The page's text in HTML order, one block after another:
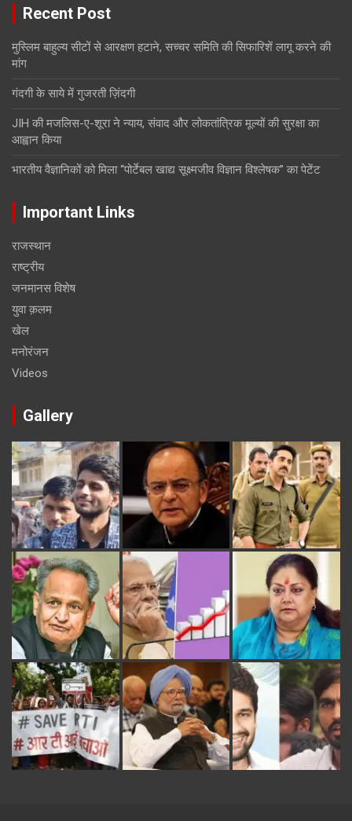
Recent Post
मुस्लिम बाहुल्य सीटों से आरक्षण हटाने, सच्चर समिति की सिफारिशें लागू करने की
मांग
गंदगी के साये में गुजरती ज़िंदगी
JIH की मजलिस-ए-शूरा ने न्याय, संवाद और लोकतांत्रिक मूल्यों की सुरक्षा का
आह्वान किया
भारतीय वैज्ञानिकों को मिला “पोर्टेबल खाद्य सूक्ष्मजीव विज्ञान विश्लेषक” का पेटेंट
Important Links
राजस्थान
राष्ट्रीय
जनमानस विशेष
युवा क़लम
खेल
मनोरंजन
Videos
Gallery